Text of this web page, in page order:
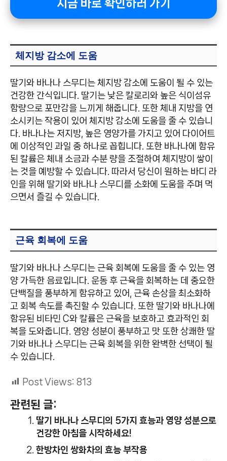
지금 바로 확인하러 가기
체지방 감소에 도움
딸기와 바나나 스무디는 체지방 감소에 도움이 될 수 있는
건강한 간식입니다. 딸기는 낮은 칼로리와 높은 식이섬유
함량으로 포만감을 느끼게 해줍니다. 또한 체내 지방을 연
소시키는 작용이 있어 체지방 감소에 도움을 줄 수 있습니
다. 바나나는 저지방, 높은 영양가를 가지고 있어 다이어트
에 이상적인 과일 중 하나로 꼽힙니다. 또한 바나나에 함유
된 칼륨은 체내 소금과 수분 량을 조절하여 체지방이 쌓이
는 것을 예방할 수 있습니다. 따라서 당신이 원하는 바디 라
인을 위해 딸기와 바나나 스무디를 소화에 도움을 주며 먹
으면서 즐길 수 있습니다.
근육 회복에 도움
딸기와 바나나 스무디는 근육 회복에 도움을 줄 수 있는 영
양 가득한 음료입니다. 운동 후 근육을 회복하는 데 중요한
단백질을 풍부하게 함유하고 있어, 근육 손상을 최소화하
고 회복 속도를 촉진할 수 있습니다. 또한 딸기와 바나나에
함유된 비타민 C와 칼륨은 근육을 보호하고 효과적인 회
복을 도와줍니다. 영양 성분이 풍부하고 맛 또한 상쾌한 딸
기와 바나나 스무디는 근육 회복을 위한 완벽한 선택이 될
수 있습니다.
Post Views: 813
관련된 글:
딸기 바나나 스무디의 5가지 효능과 영양 성분으로
건강한 아침을 시작하세요!
한방차인 쌍화차의 효능 부작용